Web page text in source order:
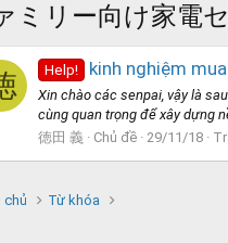
ミリー向け家電
Help! kinh nghiệm
Xin chào các senpai, vậy là
cùng quan trọng để xây dựng
徳田 義
Chủ đề 29/11/18
chủ Từ khóa